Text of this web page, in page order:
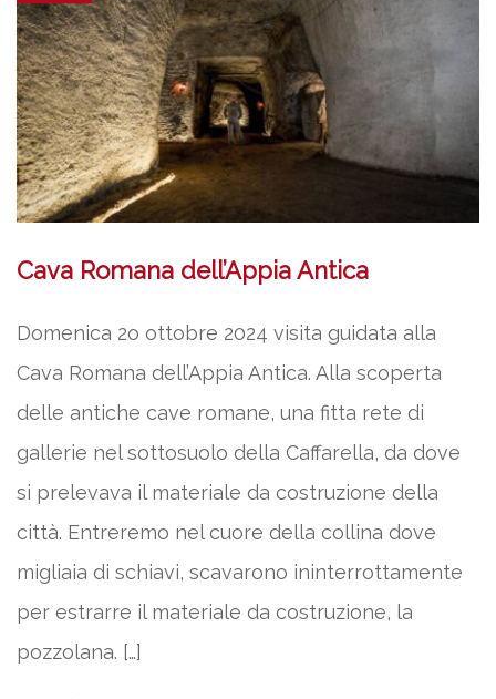
Cava Romana dell’Appia Antica
Domenica 2o ottobre 2024 visita guidata alla
Cava Romana dell’Appia Antica. Alla scoperta
delle antiche cave romane, una fitta rete di
gallerie nel sottosuolo della Caffarella, da dove
si prelevava il materiale da costruzione della
città. Entreremo nel cuore della collina dove
migliaia di schiavi, scavarono ininterrottamente
per estrarre il materiale da costruzione, la
pozzolana. […]